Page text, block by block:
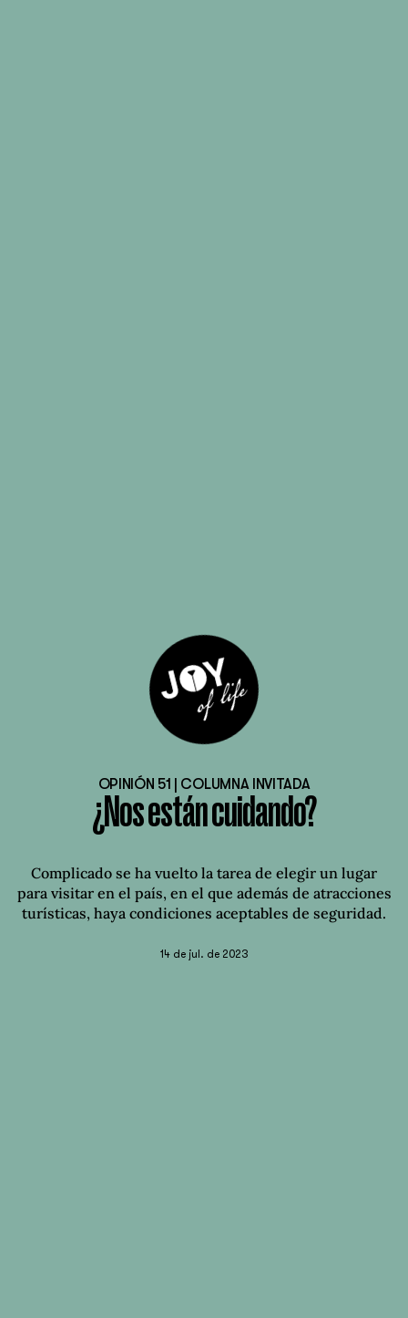
OPINIÓN 51 | COLUMNA INVITADA
¿Nos están cuidando?
Complicado se ha vuelto la tarea de elegir un lugar
para visitar en el país, en el que además de atracciones
turísticas, haya condiciones aceptables de seguridad.
14 de jul. de 2023